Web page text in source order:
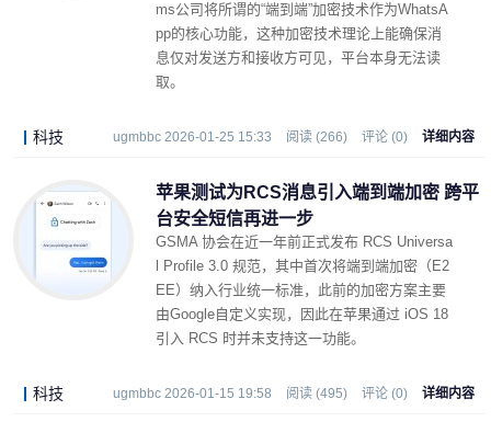
ms公司将所谓的“端到端”加密技术作为WhatsA
pp的核心功能，这种加密技术理论上能确保消
息仅对发送方和接收方可见，平台本身无法读
取。
科技 ugmbbc 2026-01-25 15:33 阅读 (266) 评论 (0) 详细内容
苹果测试为RCS消息引入端到端加密 跨平
台安全短信再进一步 ​
GSMA 协会在近一年前正式发布 RCS Universa
l Profile 3.0 规范，其中首次将端到端加密（E2
EE）纳入行业统一标准，此前的加密方案主要
由Google自定义实现，因此在苹果通过 iOS 18
引入 RCS 时并未支持这一功能。
科技 ugmbbc 2026-01-15 19:58 阅读 (495) 评论 (0) 详细内容